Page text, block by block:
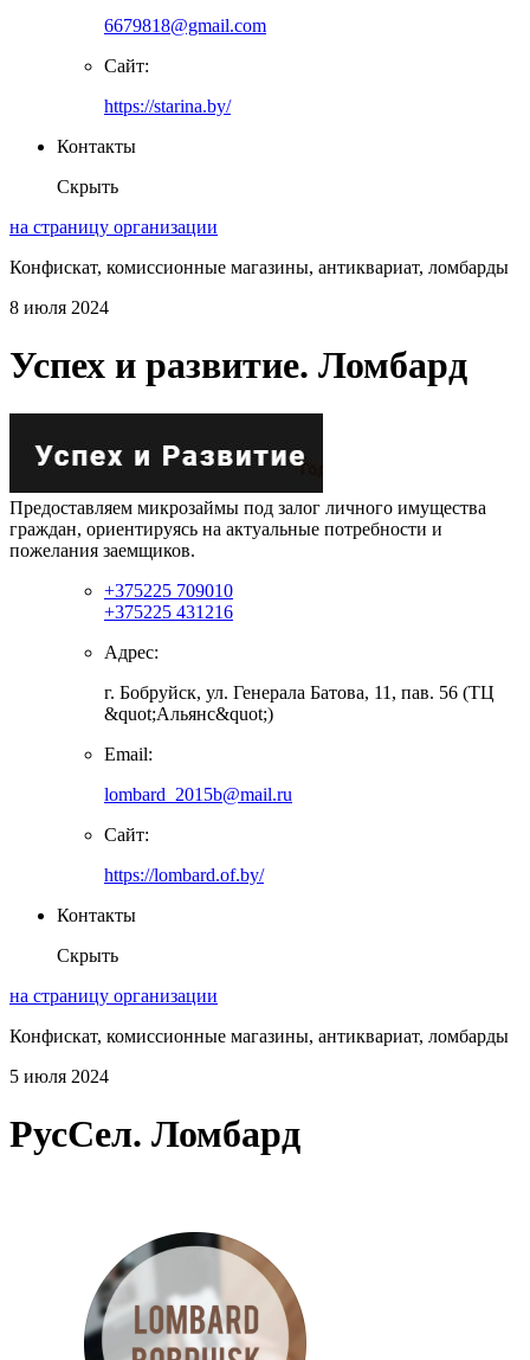
6679818@gmail.com
Сайт:
https://starina.by/
Контакты
Скрыть
на страницу организации
Конфискат, комиссионные магазины, антиквариат, ломбарды
8 июля 2024
Успех и развитие. Ломбард
Предоставляем микрозаймы под залог личного имущества
граждан, ориентируясь на актуальные потребности и
пожелания заемщиков.
+375225 709010
+375225 431216
Адрес:
г. Бобруйск, ул. Генерала Батова, 11, пав. 56 (ТЦ
&quot;Альянс&quot;)
Email:
lombard_2015b@mail.ru
Сайт:
https://lombard.of.by/
Контакты
Скрыть
на страницу организации
Конфискат, комиссионные магазины, антиквариат, ломбарды
5 июля 2024
РусСел. Ломбард